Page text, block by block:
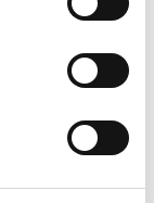
na